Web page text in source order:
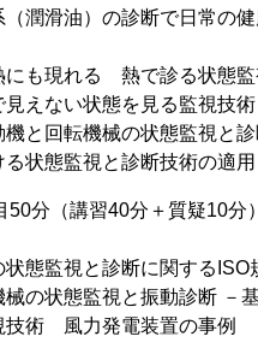
潤滑油）の診断で日常の
も現れる 熱で診る状態
えない状態を見る監視技
と回転機械の状態監視と診
状態監視と診断技術の適用
分（講習40分＋質疑10分）
監視と診断に関するISO
の状態監視と振動診断 －
術 風力発電装置の事例